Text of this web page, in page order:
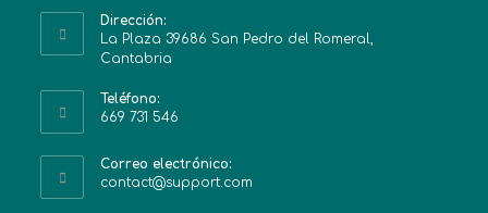
Dirección:
La Plaza 39686 San Pedro del Romeral,
Cantabria
Teléfono:
669 731 546
Correo electrónico:
contact@support.com